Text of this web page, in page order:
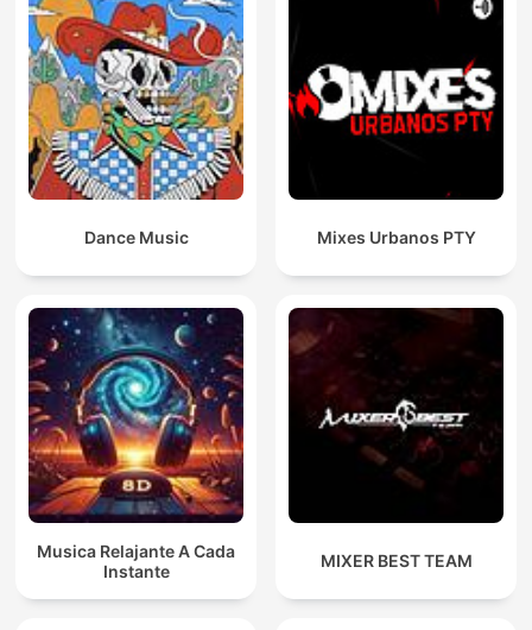
Dance Music Mixes Urbanos PTY
Musica Relajante A Cada
Instante
MIXER BEST TEAM